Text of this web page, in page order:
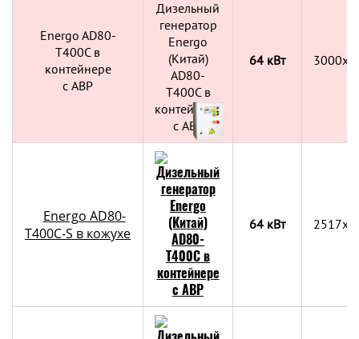
Energo AD80-
T400C в
контейнере
c АВР
64 кВт
Energo AD80-
T400C-S в кожухе
64 кВт